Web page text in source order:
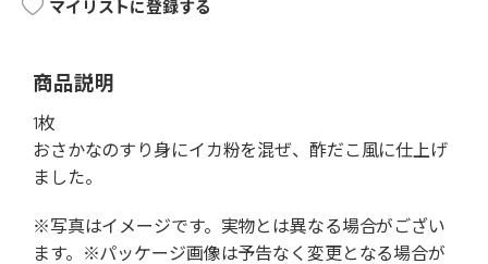
マイリストに登録する
商品説明
1枚
おさかなのすり身にイカ粉を混ぜ、酢だこ風に仕上げ
ました。
※写真はイメージです。実物とは異なる場合がござい
ます。※パッケージ画像は予告なく変更となる場合が